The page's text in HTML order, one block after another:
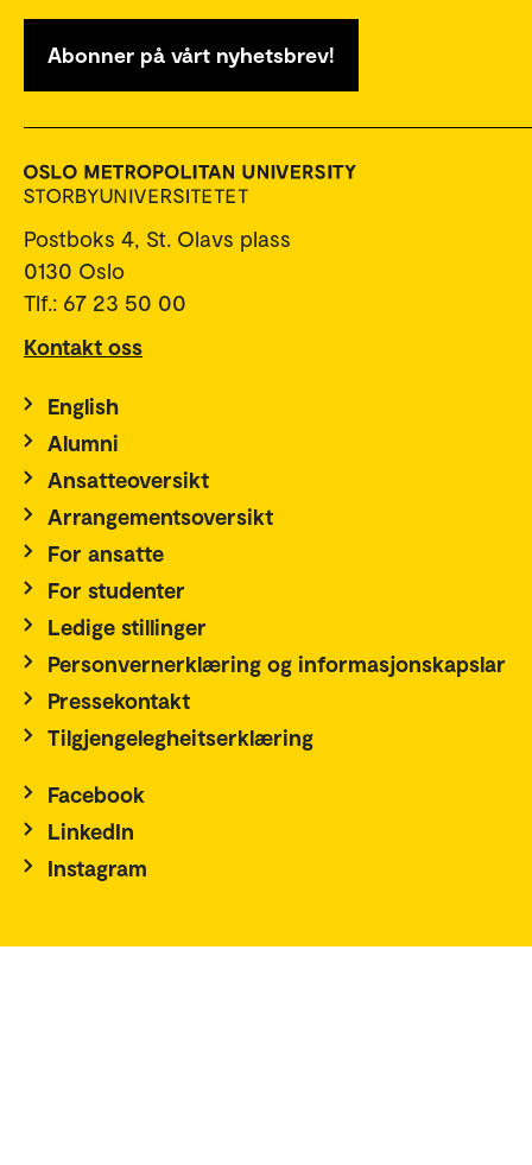
Abonner på vårt nyhetsbrev!
Postboks 4, St. Olavs plass
0130 Oslo
Tlf.: 67 23 50 00
Kontakt oss
English
Alumni
Ansatteoversikt
Arrangementsoversikt
For ansatte
For studenter
Ledige stillinger
Personvernerklæring og informasjonskapslar
Pressekontakt
Tilgjengelegheitserklæring
Facebook
LinkedIn
Instagram